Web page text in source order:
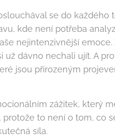
se do každého
kde není potřeba
nejintenzivnější emoce.
dávno nechali ujít. A
jsou přirozeným
zážitek, který
to není o tom, co
síla.